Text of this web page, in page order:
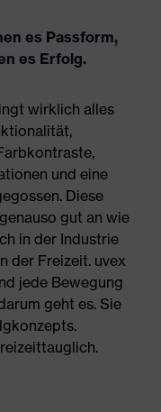
es Passform,
es Erfolg.
wirklich alles
und eine
Diese
gut an wie
in der Industrie
der Freizeit. uvex
jede Bewegung
geht es. Sie